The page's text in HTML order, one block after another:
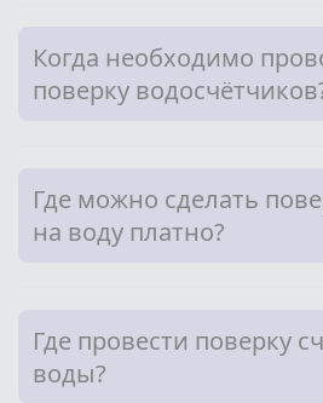
Когда необходимо
поверку
Где можно сделать
на воду платно?
Где провести поверку
воды?